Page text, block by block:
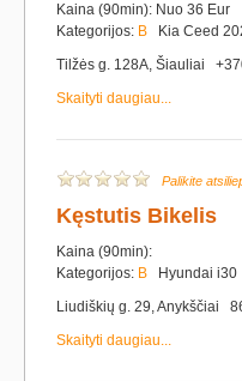
Kaina (90min): Nuo 36 Eur
Kategorijos: B Kia Ceed
Tilžės g. 128A, Šiauliai
Skaityti daugiau...
Palikite
Kęstutis Bikelis
Kaina (90min):
Kategorijos: B Hyundai i30
Liudiškių g. 29, Anykščiai
Skaityti daugiau...